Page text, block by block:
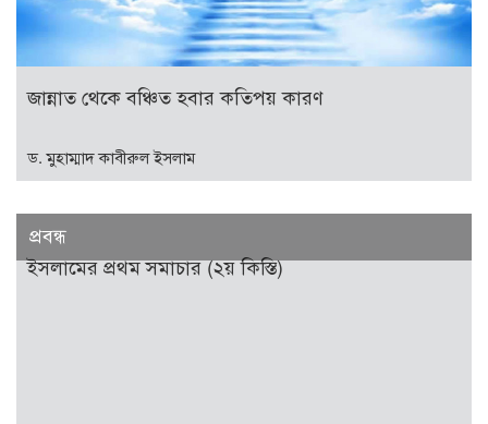
জান্নাত থেকে বঞ্চিত হবার কতিপয় কারণ
ড. মুহাম্মাদ কাবীরুল ইসলাম
প্রবন্ধ
ইসলামের প্রথম সমাচার (২য় কিস্তি)